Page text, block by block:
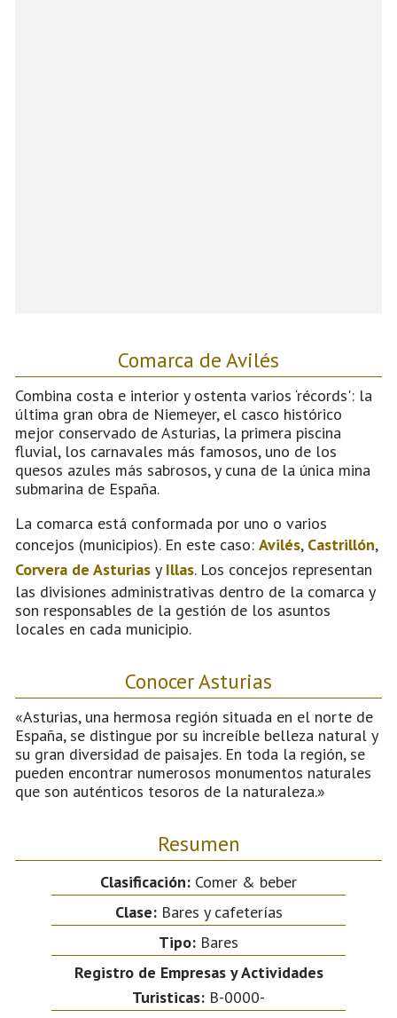
Comarca de Avilés
Combina costa e interior y ostenta varios ‘récords': la
última gran obra de Niemeyer, el casco histórico
mejor conservado de Asturias, la primera piscina
fluvial, los carnavales más famosos, uno de los
quesos azules más sabrosos, y cuna de la única mina
submarina de España.
La comarca está conformada por uno o varios
concejos (municipios). En este caso: Avilés, Castrillón,
Corvera de Asturias y Illas. Los concejos representan
las divisiones administrativas dentro de la comarca y
son responsables de la gestión de los asuntos
locales en cada municipio.
Conocer Asturias
«Asturias, una hermosa región situada en el norte de
España, se distingue por su increíble belleza natural y
su gran diversidad de paisajes. En toda la región, se
pueden encontrar numerosos monumentos naturales
que son auténticos tesoros de la naturaleza.»
Resumen
Clasificación: Comer & beber
Clase:Bares y cafeterías
Tipo: Bares
Registro de Empresas y Actividades
Turisticas: B-0000-